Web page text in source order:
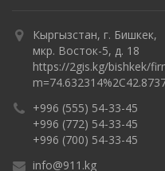
Кыргызстан, г. Бишкек,
мкр. Восток-5, д. 18
https://2gis.kg/bishkek/
+996 (555) 54-33-45
+996 (772) 54-33-45
+996 (700) 54-33-45
info@911.kg